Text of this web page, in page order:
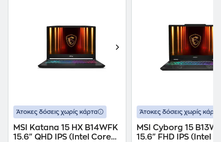
Άτοκες δόσεις χωρίς κάρτα
MSI Katana 15 HX B14WFK
15.6" QHD IPS (Intel Core
Άτοκες δόσεις χωρίς κάρτα
MSI Cyborg 15
15.6" FHD IPS (Intel